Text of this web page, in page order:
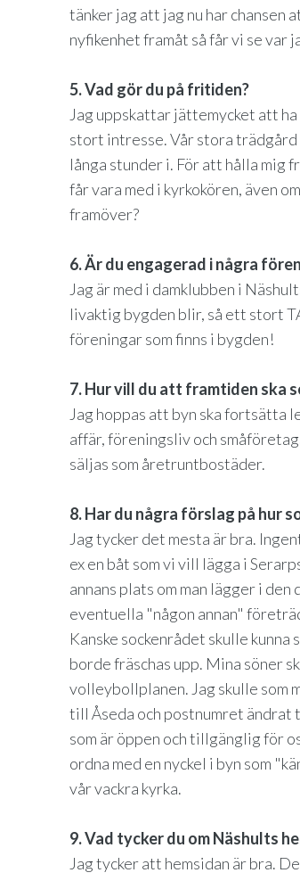
tänker jag att jag nu har chansen
nyfikenhet framåt så får vi se var
5. Vad gör du på fritiden?
Jag uppskattar jättemycket att
stort intresse. Vår stora trädgård
långa stunder i. För att hålla mig
får vara med i kyrkokören, även
framöver?
6. Är du engagerad i några
Jag är med i damklubben i
livaktig bygden blir, så ett stort
föreningar som finns i bygden!
7. Hur vill du att framtiden ska
Jag hoppas att byn ska fortsätta
affär, föreningsliv och
säljas som åretruntbostäder.
8. Har du några förslag på hur
Jag tycker det mesta är bra.
ex en båt som vi vill lägga i
annans plats om man lägger i
eventuella "någon annan"
Kanske sockenrådet skulle
borde fräschas upp. Mina söner
volleybollplanen. Jag skulle som
till Åseda och postnumret ändrat
som är öppen och tillgänglig för
ordna med en nyckel i byn som
vår vackra kyrka.
9. Vad tycker du om Näshults
Jag tycker att hemsidan är bra.